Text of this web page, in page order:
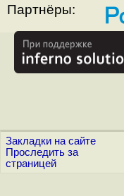
Партнёры:
Закладки на сайте
Проследить за
страницей